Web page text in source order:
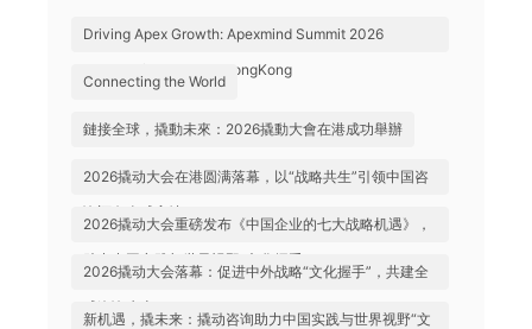
Driving Apex Growth: Apexmind Summit 2026
Successfully Held in HongKong
Connecting the World
鏈接全球，撬動未來：2026撬動大會在港成功舉辦
2026撬动大会在港圆满落幕，以“战略共生”引领中国咨
询迈向全球高地
2026撬动大会重磅发布《中国企业的七大战略机遇》，
助力中国实践与世界视野“文化握手”
2026撬动大会落幕：促进中外战略“文化握手”，共建全
球咨询生态
新机遇，撬未来：撬动咨询助力中国实践与世界视野“文